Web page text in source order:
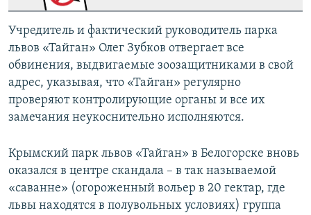
Учредитель и фактический руководитель парка
львов «Тайган» Олег Зубков отвергает все
обвинения, выдвигаемые зоозащитниками в свой
адрес, указывая, что «Тайган» регулярно
проверяют контролирующие органы и все их
замечания неукоснительно исполняются.
Крымский парк львов «Тайган» в Белогорске вновь
оказался в центре скандала – в так называемой
«саванне» (огороженный вольер в 20 гектар, где
львы находятся в полувольных условиях) группа